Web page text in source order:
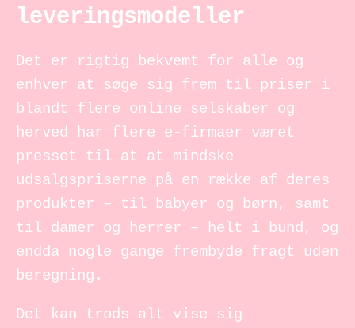
leveringsmodeller
Det er rigtig bekvemt for alle og
enhver at søge sig frem til priser i
blandt flere online selskaber og
herved har flere e-firmaer været
presset til at at mindske
udsalgspriserne på en række af deres
produkter – til babyer og børn, samt
til damer og herrer – helt i bund, og
endda nogle gange frembyde fragt uden
beregning.
Det kan trods alt vise sig